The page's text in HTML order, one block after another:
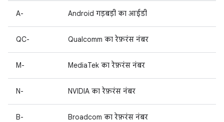
A- Android गड़बड़ी का आईडी
QC- Qualcomm का रेफ़रंस नंबर
M- MediaTek का रेफ़रंस नंबर
N- NVIDIA का रेफ़रंस नंबर
B- Broadcom का रेफ़रंस नंबर